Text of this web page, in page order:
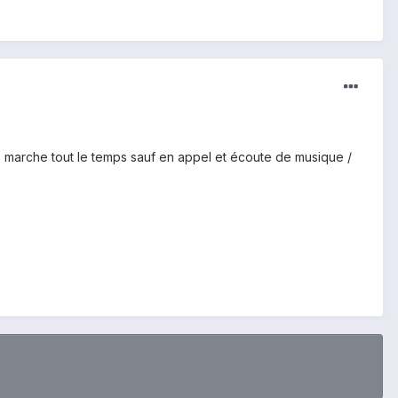
tout le temps sauf en appel et écoute de musique /